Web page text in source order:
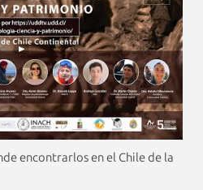
encontrarlos en el Chile de la